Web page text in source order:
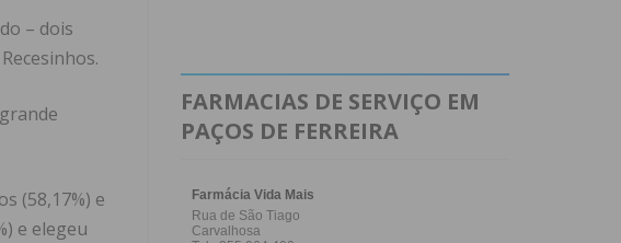
– dois
(58,17%) e
e elegeu
FARMACIAS DE SERVIÇO EM
PAÇOS DE FERREIRA